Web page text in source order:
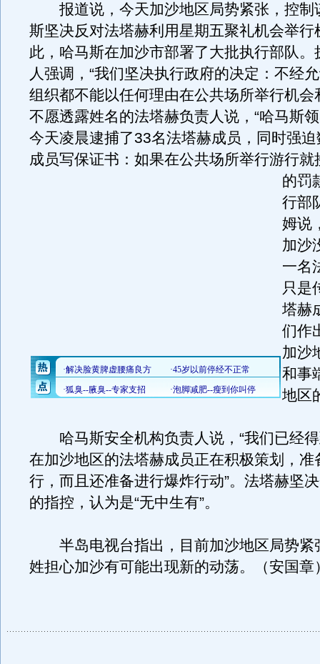
报道说，今天加沙地区局势紧张，控制
斯坚决反对法塔赫利用星期五聚礼机会举行
此，哈马斯在加沙市部署了大批执行部队。
人强调，“我们坚决执行政府的决定：不经
组织都不能以任何理由在公共场所举行机会
不愿透露姓名的法塔赫负责人说，“哈马斯
今天凌晨逮捕了33名法塔赫成员，同时强
成员写保证书：如果在公共场所举行游行
的罚
行部
姆说
加沙
一名
只是
塔赫
们作
加沙
和事
地区
哈马斯安全机构负责人说，“我们已经得
在加沙地区的法塔赫成员正在积极策划，准
行，而且还准备进行爆炸行动”。法塔赫坚
的指控，认为是“无中生有”。
半岛电视台指出，目前加沙地区局势紧
姓担心加沙有可能出现新的动荡。（安国章